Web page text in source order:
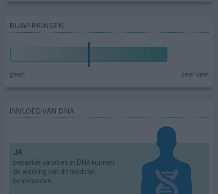
BIJWERKINGEN
geen zeer veel
INVLOED VAN DNA
JA
bepaalde variaties in DNA kunnen
de werking van dit medicijn
beïnvloeden.